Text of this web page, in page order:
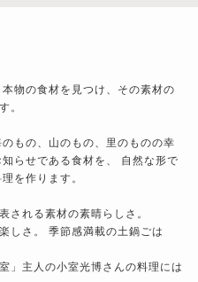
物の食材を見つけ、その素材の
。
もの、山のもの、里のものの幸
らせである食材を、 自然な形で
を作ります。
される素材の素晴らしさ。
しさ。 季節感満載の土鍋ごは
」主人の小室光博さんの料理には